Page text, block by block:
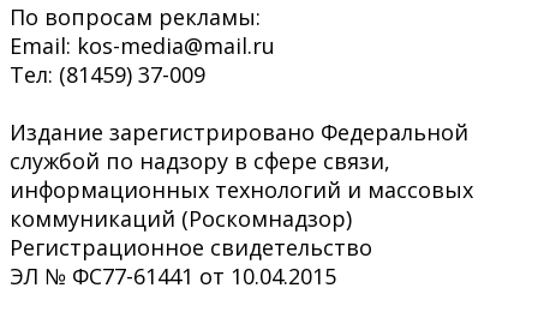
По вопросам рекламы:
Email: kos-media@mail.ru
Тел: (81459) 37-009
Издание зарегистрировано Федеральной
службой по надзору в сфере связи,
информационных технологий и массовых
коммуникаций (Роскомнадзор)
Регистрационное свидетельство
ЭЛ № ФС77-61441 от 10.04.2015